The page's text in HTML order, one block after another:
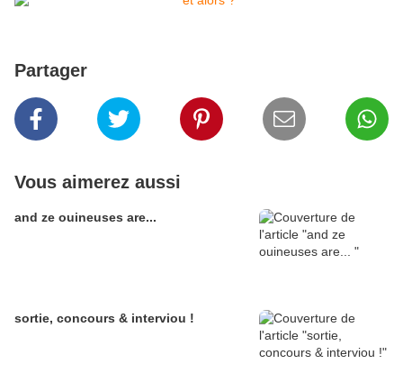
Partager
Vous aimerez aussi
and ze ouineuses are...
sortie, concours & interviou !